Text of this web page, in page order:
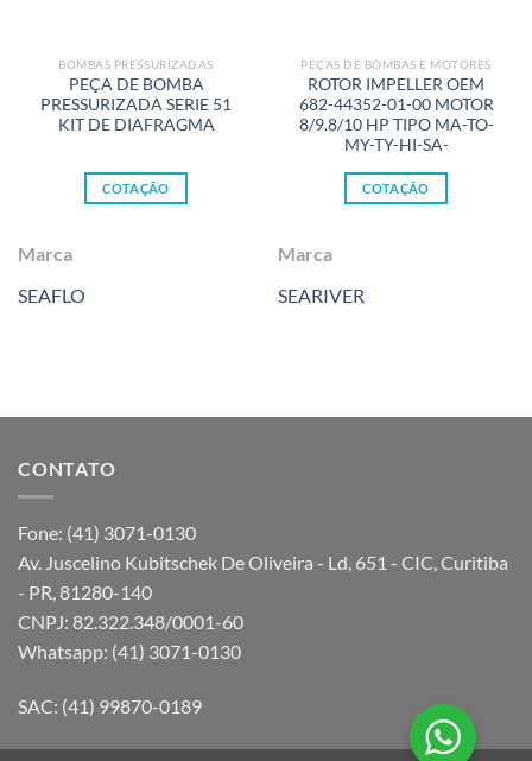
BOMBAS PRESSURIZADAS
PEÇA DE BOMBA
PRESSURIZADA SERIE 51
KIT DE DIAFRAGMA
COTAÇÃO
Marca
SEAFLO
PEÇAS DE BOMBAS E MOTORES
ROTOR IMPELLER OEM
682-44352-01-00 MOTOR
8/9.8/10 HP TIPO MA-TO-
MY-TY-HI-SA-
COTAÇÃO
Marca
SEARIVER
CONTATO
Fone: (41) 3071-0130
Av. Juscelino Kubitschek De Oliveira - Ld, 651 - CIC, Curitiba
- PR, 81280-140
CNPJ: 82.322.348/0001-60
Whatsapp: (41) 3071-0130
SAC: (41) 99870-0189